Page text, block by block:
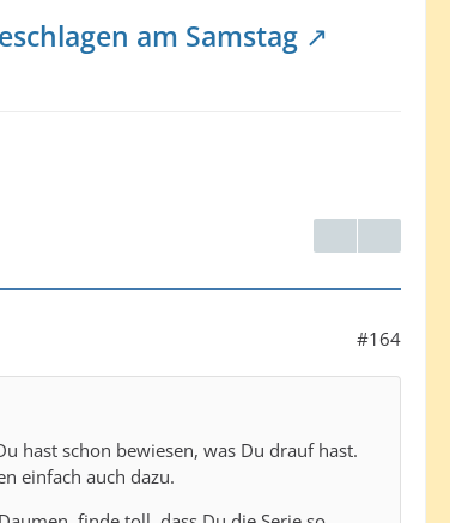
am Samstag
#164
hast schon bewiesen, was Du drauf hast.
einfach auch dazu.